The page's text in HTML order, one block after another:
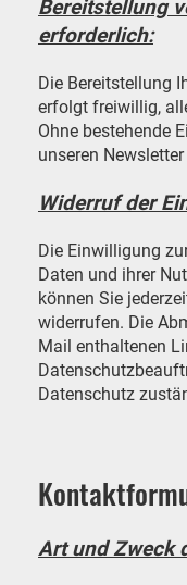
Bereitstellung
erforderlich:
Die Bereitstellung
erfolgt freiwillig,
Ohne bestehende
unseren
Widerruf der
Die Einwilligung
Daten und ihrer
können Sie
widerrufen. Die
Mail enthaltenen
Datenschutz
Art und Zweck